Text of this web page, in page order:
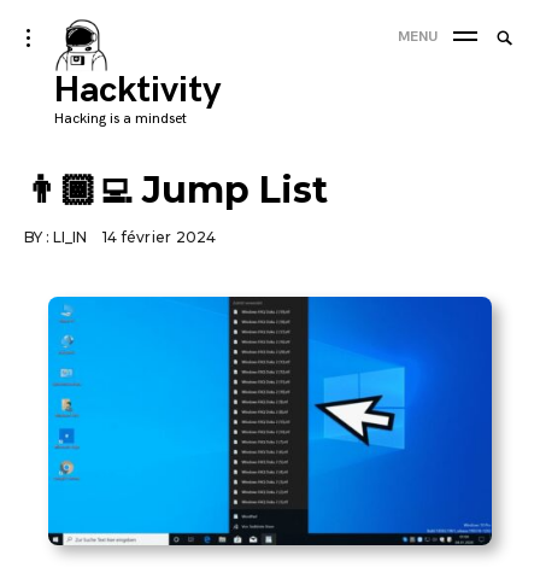
Skip
to
content
Hacktivity
Hacking is a mindset
toggle
open/close
sidebar
MENU
👨🏾‍💻 Jump List
BY : LI_IN 14 février 2024